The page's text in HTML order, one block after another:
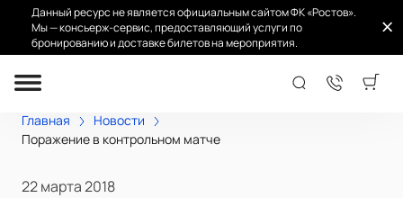
Данный ресурс не является официальным сайтом ФК «Ростов».
Мы — консьерж-сервис, предоставляющий услуги по
бронированию и доставке билетов на мероприятия.
Главная
Новости
Поражение в контрольном матче
22 марта 2018